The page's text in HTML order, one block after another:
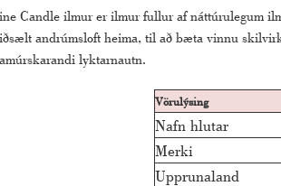
Candle ilmur er ilmur fullur af náttúrulegum
andrúmsloft heima, til að bæta vinnu
lyktarnautn.
Vörulýsing
Nafn hlutar
Merki
Upprunaland